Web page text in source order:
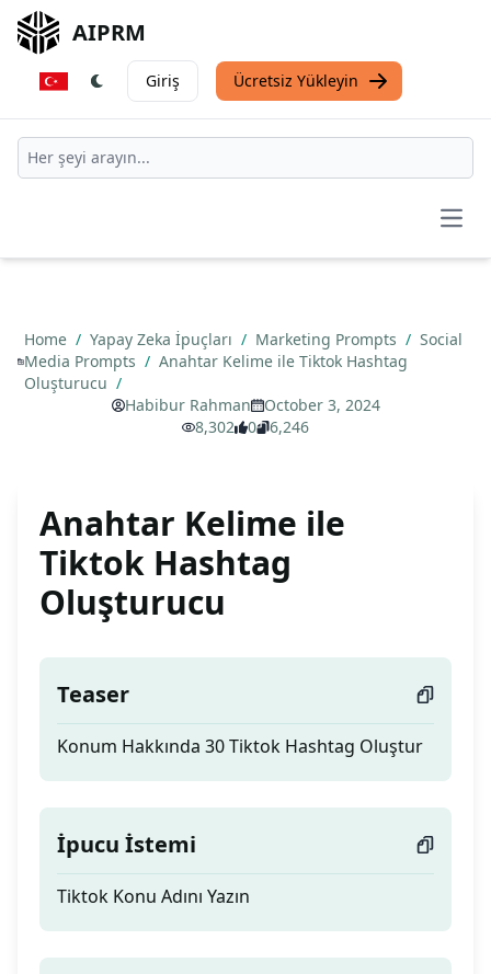
AIPRM
Giriş Ücretsiz Yükleyin
Home / Yapay Zeka İpuçları / Marketing Prompts / Social
Media Prompts / Anahtar Kelime ile Tiktok Hashtag
Oluşturucu /
Habibur Rahman
October 3, 2024
8,302
0 6,246
Anahtar Kelime ile
Tiktok Hashtag
Oluşturucu
Teaser
Konum Hakkında 30 Tiktok Hashtag Oluştur
İpucu İstemi
Tiktok Konu Adını Yazın